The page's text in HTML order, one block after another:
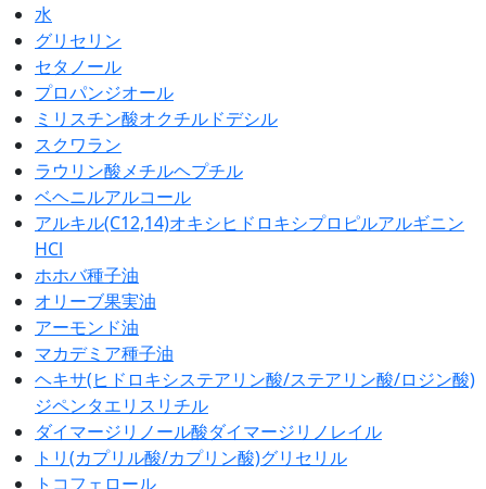
水
グリセリン
セタノール
プロパンジオール
ミリスチン酸オクチルドデシル
スクワラン
ラウリン酸メチルヘプチル
ベヘニルアルコール
アルキル(C12,14)オキシヒドロキシプロピルアルギニン
HCl
ホホバ種子油
オリーブ果実油
アーモンド油
マカデミア種子油
ヘキサ(ヒドロキシステアリン酸/ステアリン酸/ロジン酸)
ジペンタエリスリチル
ダイマージリノール酸ダイマージリノレイル
トリ(カプリル酸/カプリン酸)グリセリル
トコフェロール